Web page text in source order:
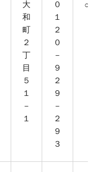
大
和
町
２
丁
目
５
１
－
１
０
１
２
０
－
９
２
９
－
２
９
３
○